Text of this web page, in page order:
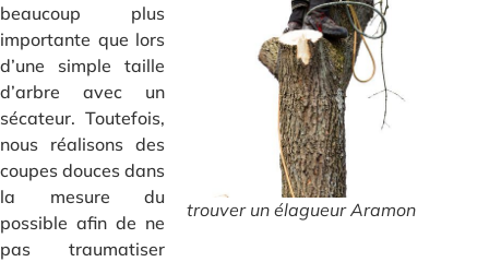
trouver un élagueur Aramon
beaucoup plus
importante que lors
d’une simple taille
d’arbre avec un
sécateur. Toutefois,
nous réalisons des
coupes douces dans
la mesure du
possible afin de ne
pas traumatiser